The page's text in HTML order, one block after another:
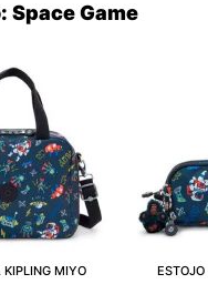
Space Game
KIPLING MIYO
ESTOJO